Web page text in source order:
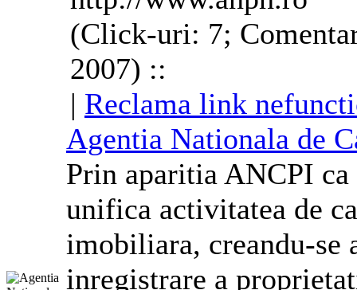
(Click-uri: 7;
2007) ::
| Reclama link
Agentia Nationala de
Prin aparitia ANCPI
unifica activitatea de
imobiliara, creandu-se
inregistrare a